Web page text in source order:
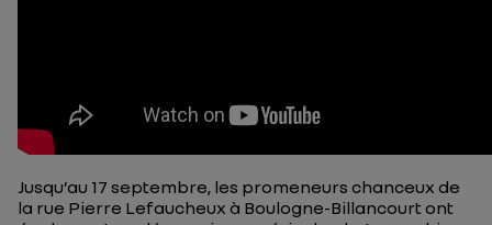
Jusqu’au 17 septembre, les promeneurs chanceux de
la rue Pierre Lefaucheux à Boulogne-Billancourt ont